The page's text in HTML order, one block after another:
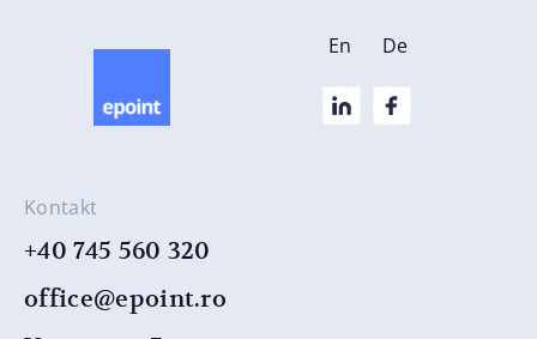
Kontakt
+40 745 560 320
office@epoint.ro
En De